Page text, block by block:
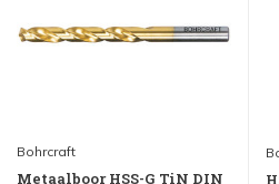
Bohrcraft
Metaalboor HSS-G TiN DIN